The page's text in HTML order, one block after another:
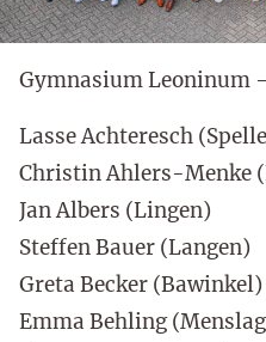
Gymnasium Leoninum
Lasse Achteresch
Christin Ahlers-Menke
Jan Albers (Lingen)
Steffen Bauer (Langen)
Greta Becker (Bawinkel)
Emma Behling